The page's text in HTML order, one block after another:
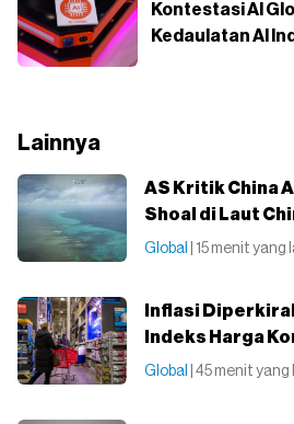
Kontestasi AI
Kedaulatan AI
Lainnya
AS Kritik China
Shoal di Laut
Global | 15 menit yang
Inflasi
Indeks Harga
Global | 45 menit yang